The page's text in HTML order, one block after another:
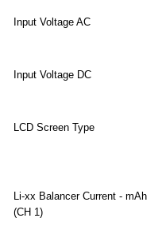
Input Voltage AC
Input Voltage DC
LCD Screen Type
Li-xx Balancer Current - mAh
(CH 1)